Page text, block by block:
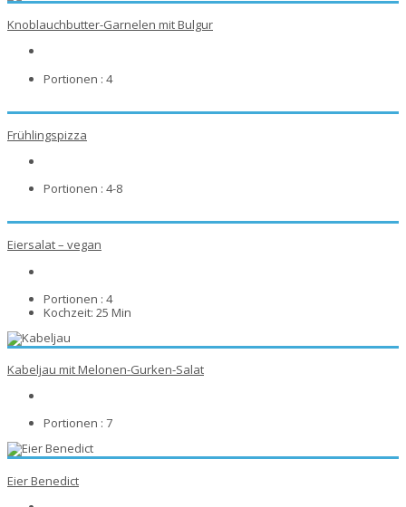
Knoblauchbutter-Garnelen mit Bulgur
Portionen : 4
Frühlingspizza
Portionen : 4-8
Eiersalat – vegan
Portionen : 4
Kochzeit: 25 Min
Kabeljau mit Melonen-Gurken-Salat
Portionen : 7
Eier Benedict